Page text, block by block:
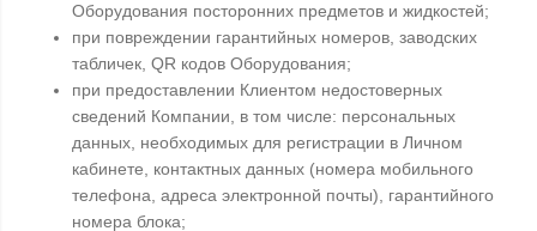
Оборудования посторонних предметов и жидкостей;
при повреждении гарантийных номеров, заводских
табличек, QR кодов Оборудования;
при предоставлении Клиентом недостоверных
сведений Компании, в том числе: персональных
данных, необходимых для регистрации в Личном
кабинете, контактных данных (номера мобильного
телефона, адреса электронной почты), гарантийного
номера блока;